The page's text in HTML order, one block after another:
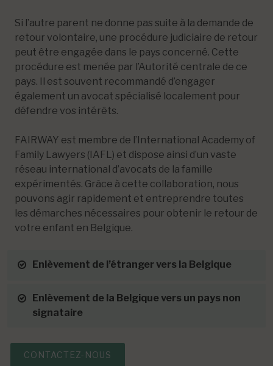
Si l’autre parent ne donne pas suite à la demande de
retour volontaire, une procédure judiciaire de retour
peut être engagée dans le pays concerné. Cette
procédure est menée par l’Autorité centrale de ce
pays. Il est souvent recommandé d’engager
également un avocat spécialisé localement pour
défendre vos intérêts.
FAIRWAY est membre de l’International Academy of
Family Lawyers (IAFL) et dispose ainsi d’un vaste
réseau international d’avocats de la famille
expérimentés. Grâce à cette collaboration, nous
pouvons agir rapidement et entreprendre toutes
les démarches nécessaires pour obtenir le retour de
votre enfant en Belgique.
Enlèvement de l’étranger vers la Belgique
Enlèvement de la Belgique vers un pays non
signataire
CONTACTEZ-NOUS